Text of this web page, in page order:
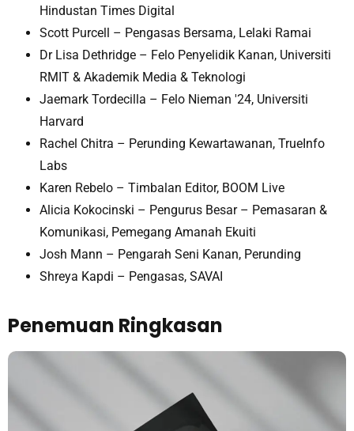
Hindustan Times Digital
Scott Purcell – Pengasas Bersama, Lelaki Ramai
Dr Lisa Dethridge – Felo Penyelidik Kanan, Universiti
RMIT & Akademik Media & Teknologi
Jaemark Tordecilla – Felo Nieman '24, Universiti
Harvard
Rachel Chitra – Perunding Kewartawanan, TrueInfo
Labs
Karen Rebelo – Timbalan Editor, BOOM Live
Alicia Kokocinski – Pengurus Besar – Pemasaran &
Komunikasi, Pemegang Amanah Ekuiti
Josh Mann – Pengarah Seni Kanan, Perunding
Shreya Kapdi – Pengasas, SAVAI
Penemuan Ringkasan